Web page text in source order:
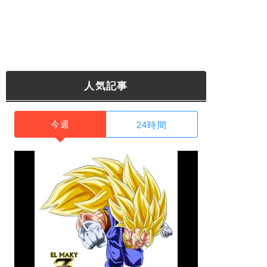
人気記事
今週 24時間